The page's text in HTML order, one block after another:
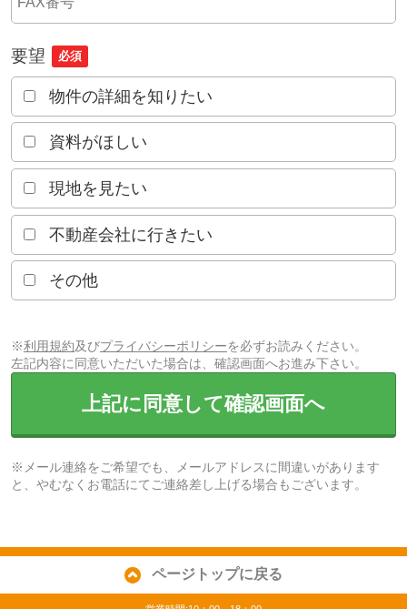
要望 必須
物件の詳細を知りたい
資料がほしい
現地を見たい
不動産会社に行きたい
その他
※利用規約及びプライバシーポリシーを必ずお読みください。
左記内容に同意いただいた場合は、確認画面へお進み下さい。
上記に同意して確認画面へ
※メール連絡をご希望でも、メールアドレスに間違いがあります
と、やむなくお電話にてご連絡差し上げる場合もございます。
ページトップに戻る